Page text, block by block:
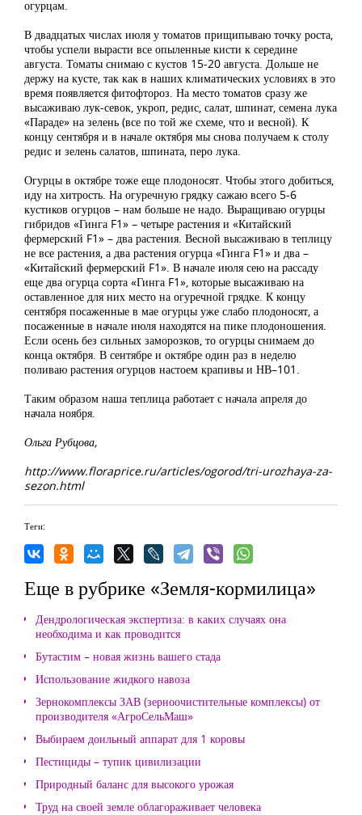
огурцам.
В двадцатых числах июля у томатов прищипываю точку роста,
чтобы успели вырасти все опыленные кисти к середине
августа. Томаты снимаю с кустов 15-20 августа. Дольше не
держу на кусте, так как в наших климатических условиях в это
время появляется фитофтороз. На место томатов сразу же
высаживаю лук-севок, укроп, редис, салат, шпинат, семена лука
«Параде» на зелень (все по той же схеме, что и весной). К
концу сентября и в начале октября мы снова получаем к столу
редис и зелень салатов, шпината, перо лука.
Огурцы в октябре тоже еще плодоносят. Чтобы этого добиться,
иду на хитрость. На огуречную грядку сажаю всего 5-6
кустиков огурцов – нам больше не надо. Выращиваю огурцы
гибридов «Гинга F1» – четыре растения и «Китайский
фермерский F1» – два растения. Весной высаживаю в теплицу
не все растения, а два растения огурца «Гинга F1» и два –
«Китайский фермерский F1». В начале июля сею на рассаду
еще два огурца сорта «Гинга F1», которые высаживаю на
оставленное для них место на огуречной грядке. К концу
сентября посаженные в мае огурцы уже слабо плодоносят, а
посаженные в начале июля находятся на пике плодоношения.
Если осень без сильных заморозков, то огурцы снимаем до
конца октября. В сентябре и октябре один раз в неделю
поливаю растения огурцов настоем крапивы и НВ–101.
Таким образом наша теплица работает с начала апреля до
начала ноября.
Ольга Рубцова,
http://www.floraprice.ru/articles/ogorod/tri-urozhaya-za-
sezon.html
Теги:
Еще в рубрике «Земля-кормилица»
Дендрологическая экспертиза: в каких случаях она
необходима и как проводится
Бутастим – новая жизнь вашего стада
Использование жидкого навоза
Зернокомплексы ЗАВ (зерноочистительные комплексы) от
производителя «АгроСельМаш»
Выбираем доильный аппарат для 1 коровы
Пестициды – тупик цивилизации
Природный баланс для высокого урожая
Труд на своей земле облагораживает человека